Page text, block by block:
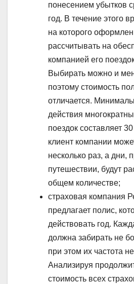
понесением убытков
год. В течение этого
на которого
рассчитывать на
компанией его
Выбирать можно и
поэтому стоимость
отличается.
действия
поездок составляет
клиент компании
несколько раз, а дни,
путешествии, будут
общем количестве;
страховая компания
предлагает полис,
действовать год.
должна забирать не
при этом их частота
Анализируя
стоимость всех